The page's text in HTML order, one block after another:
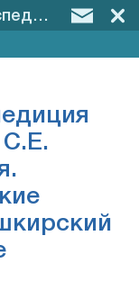
республике